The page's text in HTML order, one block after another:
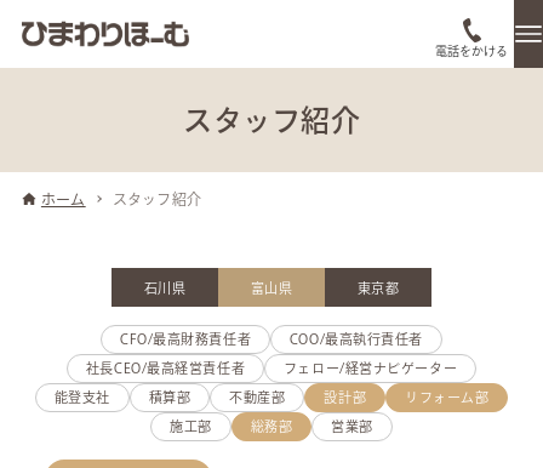
電話をかける
スタッフ紹介
ホーム スタッフ紹介
石川県 富山県 東京都
CFO/最高財務責任者 COO/最高執行責任者
社長CEO/最高経営責任者 フェロー/経営ナビゲーター
能登支社 積算部 不動産部 設計部 リフォーム部
施工部 総務部 営業部